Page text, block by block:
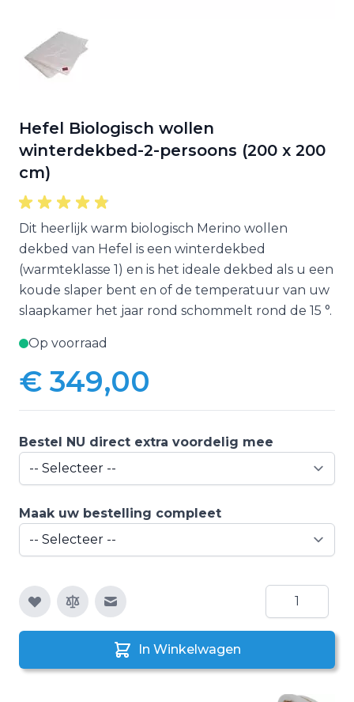
Hefel Biologisch wollen
winterdekbed-2-persoons (200 x 200
cm)
Dit heerlijk warm biologisch Merino wollen
dekbed van Hefel is een winterdekbed
(warmteklasse 1) en is het ideale dekbed als u een
koude slaper bent en of de temperatuur van uw
slaapkamer het jaar rond schommelt rond de 15 °.
Op voorraad
€ 349,00
Bestel NU direct extra voordelig mee
Maak uw bestelling compleet
E-mail naar een vriend
Aantal
In Winkelwagen